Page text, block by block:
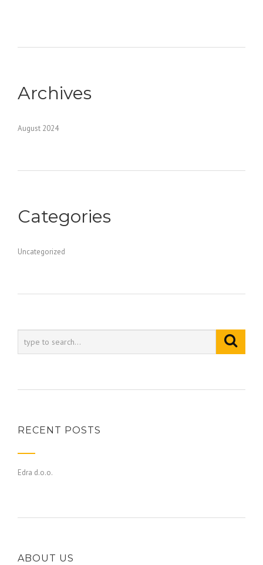
Archives
August 2024
Categories
Uncategorized
RECENT POSTS
Edra d.o.o.
ABOUT US